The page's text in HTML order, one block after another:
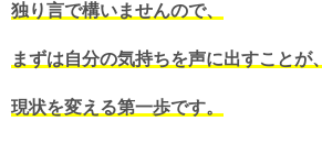
独り言で構いませんので、
まずは自分の気持ちを声に出すことが、
現状を変える第一歩です。